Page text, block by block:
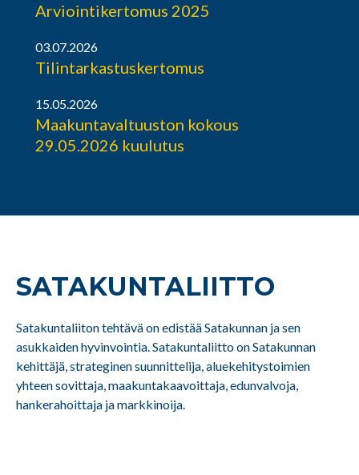
Arviointikertomus 2025
03.07.2026
Tilintarkastuskertomus
15.05.2026
Maakuntavaltuuston kokous
29.05.2026 kuulutus
SATAKUNTA­LIITTO
Satakuntaliiton tehtävä on edistää Satakunnan ja sen
asukkaiden hyvinvointia. Satakuntaliitto on Satakunnan
kehittäjä, strateginen suunnittelija, aluekehitystoimien
yhteen sovittaja, maakuntakaavoittaja, edunvalvoja,
hankerahoittaja ja markkinoija.